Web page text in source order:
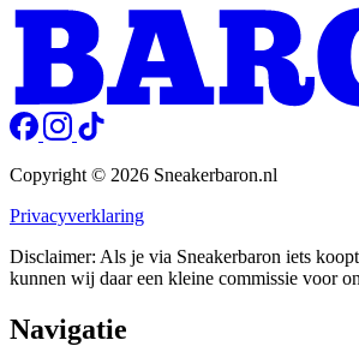
Copyright © 2026 Sneakerbaron.nl
Privacyverklaring
Disclaimer: Als je via Sneakerbaron iets
kunnen wij daar een kleine commissie voor
Navigatie